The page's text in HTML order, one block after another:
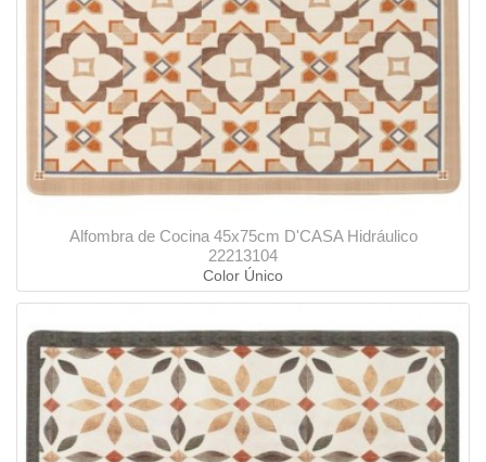
Alfombra de Cocina 45x75cm D'CASA Hidráulico
22213104
Color Único